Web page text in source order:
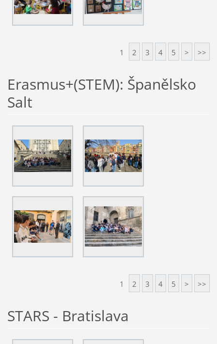
1 2 3 4 5 > >>
Erasmus+(STEM): Španělsko
Salt
1 2 3 4 5 > >>
STARS - Bratislava